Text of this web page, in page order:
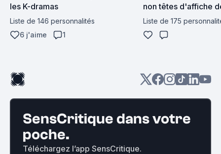
les K-dramas
Liste de 146 personnalités
6 j'aime
1
non têtes d'affiche
coréens
Liste de 175
SensCritique dans votre
poche.
Téléchargez l’app SensCritique.